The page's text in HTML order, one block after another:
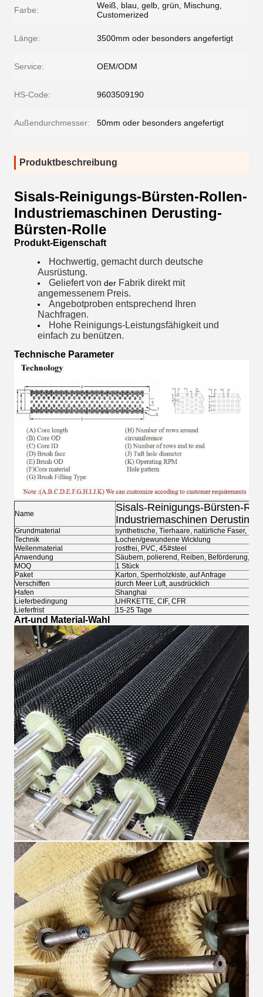
Farbe:
Weiß, blau, gelb, grün, Mischung,
Customerized
Länge: 3500mm oder besonders angefertigt
Service: OEM/ODM
HS-Code: 9603509190
Außendurchmesser: 50mm oder besonders angefertigt
Produktbeschreibung
Sisals-Reinigungs-Bürsten-Rollen-
Industriemaschinen Derusting-
Bürsten-Rolle
Produkt-Eigenschaft
Hochwertig, gemacht durch deutsche
Ausrüstung.
Geliefert von der Fabrik direkt mit
angemessenem Preis.
Angebotproben entsprechend Ihren
Nachfragen.
Hohe Reinigungs-Leistungsfähigkeit und
einfach zu benützen.
Technische Parameter
Name
Sisals-Reinigungs-Bürsten-
Industriemaschinen Derusting-
Grundmaterial
synthetische, Tierhaare, natürliche Faser,
Technik
Lochen/gewundene Wicklung
Wellenmaterial
rostfrei, PVC, 45#steel
Anwendung
Säubern, polierend, Reiben, Beförderung, etc.
MOQ
1 Stück
Paket
Karton, Sperrholzkiste, auf Anfrage
Verschiffen
durch Meer Luft, ausdrücklich
Hafen
Shanghai
Lieferbedingung
UHRKETTE, CIF, CFR
Lieferfrist
15-25 Tage
Art-und Material-Wahl